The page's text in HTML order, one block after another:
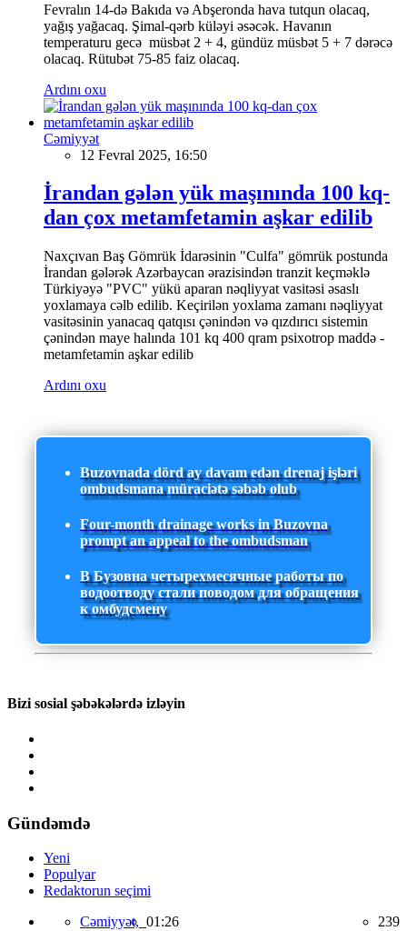
Fevralın 14-də Bakıda və Abşeronda hava tutqun olacaq,
yağış yağacaq. Şimal-qərb küləyi əsəcək. Havanın
temperaturu gecə müsbət 2 + 4, gündüz müsbət 5 + 7 dərəcə
olacaq. Rütubət 75-85 faiz olacaq.
Ardını oxu
Cəmiyyət
12 Fevral 2025, 16:50
İrandan gələn yük maşınında 100 kq-
dan çox metamfetamin aşkar edilib
Naxçıvan Baş Gömrük İdarəsinin "Culfa" gömrük postunda
İrandan gələrək Azərbaycan ərazisindən tranzit keçməklə
Türkiyəyə "PVC" yükü aparan nəqliyyat vasitəsi əsaslı
yoxlamaya cəlb edilib. Keçirilən yoxlama zamanı nəqliyyat
vasitəsinin yanacaq qatqısı çənindən və qızdırıcı sistemin
çənindən maye halında 101 kq 400 qram psixotrop maddə -
metamfetamin aşkar edilib
Ardını oxu
Buzovnada dörd ay davam edən drenaj işləri
ombudsmana müraciətə səbəb olub
Four-month drainage works in Buzovna
prompt an appeal to the ombudsman
В Бузовна четырехмесячные работы по
водоотводу стали поводом для обращения
к омбудсмену
Bizi sosial şəbəkələrdə izləyin
Gündəmdə
Yeni
Populyar
Redaktorun seçimi
Cəmiyyət, 01:26 239